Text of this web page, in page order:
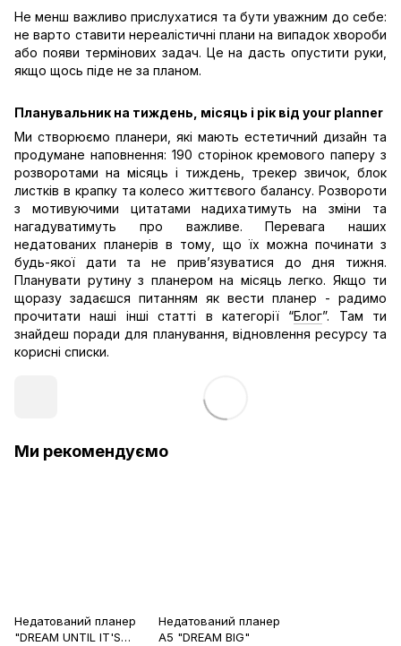
Не менш важливо прислухатися та бути уважним до себе:
не варто ставити нереалістичні плани на випадок хвороби
або появи термінових задач. Це на дасть опустити руки,
якщо щось піде не за планом.
Планувальник на тиждень, місяць і рік від your planner
Ми створюємо планери, які мають естетичний дизайн та
продумане наповнення: 190 сторінок кремового паперу з
розворотами на місяць і тиждень, трекер звичок, блок
листків в крапку та колесо життєвого балансу. Розвороти
з мотивуючими цитатами надихатимуть на зміни та
нагадуватимуть про важливе. Перевага наших
недатованих планерів в тому, що їх можна починати з
будь-якої дати та не прив’язуватися до дня тижня.
Планувати рутину з планером на місяць легко. Якщо ти
щоразу задаєшся питанням як вести планер - радимо
прочитати наші інші статті в категорії “Блог”. Там ти
знайдеш поради для планування, відновлення ресурсу та
корисні списки.
Ми рекомендуємо
Недатований планер
"DREAM UNTIL IT'S
Недатований планер
A5 "DREAM BIG"